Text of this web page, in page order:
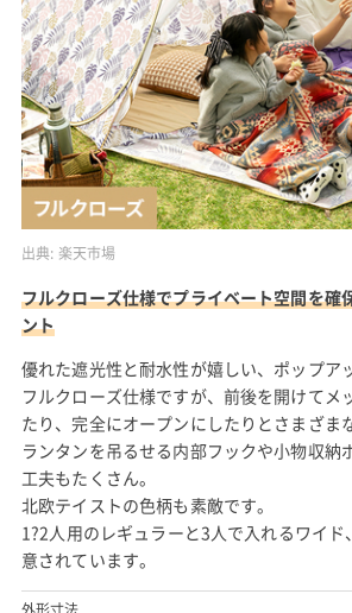
出典: 楽天市場
フルクローズ仕様でプライベート空間を確
ント
優れた遮光性と耐水性が嬉しい、ポップア
フルクローズ仕様ですが、前後を開けてメ
たり、完全にオープンにしたりとさまざま
ランタンを吊るせる内部フックや小物収納
工夫もたくさん。
北欧テイストの色柄も素敵です。
1?2人用のレギュラーと3人で入れるワイ
意されています。